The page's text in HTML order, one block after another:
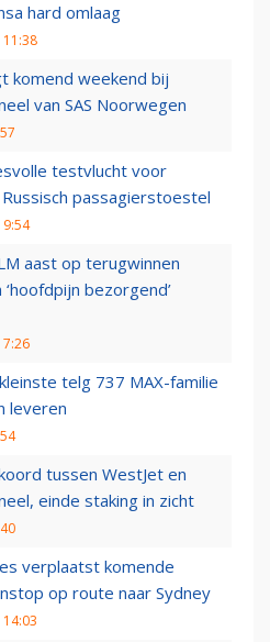
hard omlaag
11:38
komend weekend bij
van SAS Noorwegen
testvlucht voor
passagierstoestel
9:54
aast op terugwinnen
bezorgend’
7:26
telg 737 MAX-familie
leveren
tussen WestJet en
einde staking in zicht
verplaatst komende
op route naar Sydney